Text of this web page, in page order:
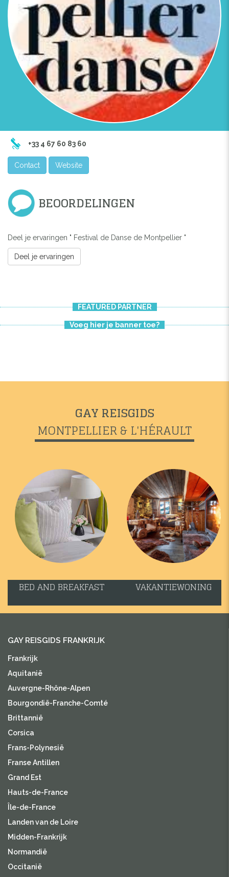
Previous Next
+33 4 67 60 83 60
Contact Website
BEOORDELINGEN
Deel je ervaringen " Festival de Danse de Montpellier "
Deel je ervaringen
FEATURED PARTNER
Voeg hier je banner toe?
GAY REISGIDS
MONTPELLIER & L'HÉRAULT
BED AND BREAKFAST VAKANTIEWONING
GAY REISGIDS FRANKRIJK
Frankrijk
Aquitanië
Auvergne-Rhône-Alpen
Bourgondië-Franche-Comté
Brittannië
Corsica
Frans-Polynesië
Franse Antillen
Grand Est
Hauts-de-France
Île-de-France
Landen van de Loire
Midden-Frankrijk
Normandië
Occitanië